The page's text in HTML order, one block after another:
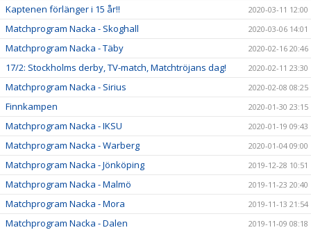
Kaptenen förlänger i 15 år!! 2020-03-11 12:00
Matchprogram Nacka - Skoghall 2020-03-06 14:01
Matchprogram Nacka - Täby 2020-02-16 20:46
17/2: Stockholms derby, TV-match, Matchtröjans dag! 2020-02-11 23:30
Matchprogram Nacka - Sirius 2020-02-08 08:25
Finnkampen 2020-01-30 23:15
Matchprogram Nacka - IKSU 2020-01-19 09:43
Matchprogram Nacka - Warberg 2020-01-04 09:00
Matchprogram Nacka - Jönköping 2019-12-28 10:51
Matchprogram Nacka - Malmö 2019-11-23 20:40
Matchprogram Nacka - Mora 2019-11-13 21:54
Matchprogram Nacka - Dalen 2019-11-09 08:18